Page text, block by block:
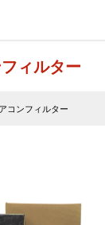
ラ
コンフィルター
ィルター